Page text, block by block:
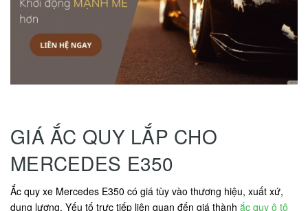
GIÁ ẮC QUY LẮP CHO
MERCEDES E350
Ắc quy xe Mercedes E350 có giá tùy vào thương hiệu, xuất xứ,
dung lượng. Yếu tố trực tiếp liên quan đến giá thành ắc quy ô tô